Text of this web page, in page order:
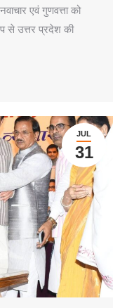
एवं गुणवत्ता को
से उत्तर प्रदेश की
JUL
31